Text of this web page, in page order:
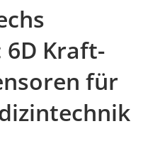
6D Kraft-
für
Kongresse